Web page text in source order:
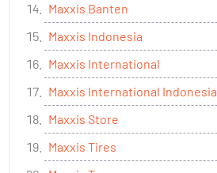
Maxxis Banten
Maxxis Indonesia
Maxxis International
Maxxis International Indonesia
Maxxis Store
Maxxis Tires